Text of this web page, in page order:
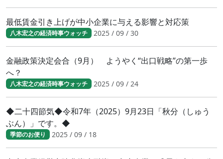
最低賃金引き上げが中小企業に与える影響と対応策
八木宏之の経済時事ウォッチ 2025 / 09 / 30
金融政策決定会合（9月） ようやく“出口戦略”の第一歩
へ？
八木宏之の経済時事ウォッチ 2025 / 09 / 24
◆二十四節気◆令和7年（2025）9月23日「秋分（しゅう
ぶん）」です。◆
季節のお便り 2025 / 09 / 18